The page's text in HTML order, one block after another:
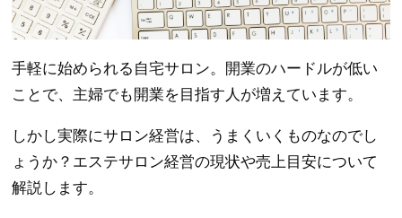
手軽に始められる自宅サロン。開業のハードルが低い
ことで、主婦でも開業を目指す人が増えています。
しかし実際にサロン経営は、うまくいくものなのでし
ょうか？エステサロン経営の現状や売上目安について
解説します。